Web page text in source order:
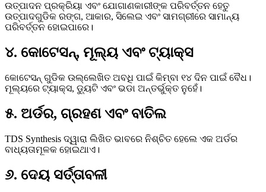
ଉତ୍ପାଦନ ପ୍ରକ୍ରିୟା ଏବଂ ଯୋଗାଣକାରୀଙ୍କ ପରିବର୍ତ୍ତନ ହେତୁ
ଉତ୍ପାଦଗୁଡିକ ରଙ୍ଗ, ଆକାର, ସିଲେଇ ଏବଂ ସାମଗ୍ରୀରେ ସାମାନ୍ୟ
ପରିବର୍ତ୍ତନ ହୋଇପାରେ।
୪. କୋଟେସନ୍, ମୂଲ୍ୟ ଏବଂ ଟ୍ୟାକ୍ସ
କୋଟେସନ୍ ଗୁଡିକ ଉଲ୍ଲେଖିତ ଅବଧି ପାଇଁ କିମ୍ବା ୧୪ ଦିନ ପାଇଁ ବୈଧ।
ମୂଲ୍ୟରେ ଟ୍ୟାକ୍ସ, ଡ୍ୟୁଟି ଏବଂ ଭଡା ଅନ୍ତର୍ଭୁକ୍ତ ନୁହେଁ।
୫. ଅର୍ଡର, ଗ୍ରହଣ ଏବଂ ବାତିଲ
TDS Synthesis ଦ୍ୱାରା ଲିଖିତ ଭାବରେ ନିଶ୍ଚିତ ହେଲେ ଏକ ଅର୍ଡର
ବାଧ୍ୟତାମୂଳକ ହୋଇଥାଏ।
୬. ଦେୟ ସର୍ତ୍ତାବଳୀ